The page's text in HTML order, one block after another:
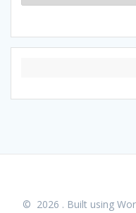
© 2026 . Built using